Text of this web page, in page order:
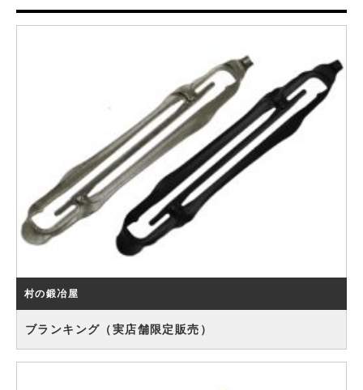
村の鍛冶屋
ブランキング（実店舗限定販売）